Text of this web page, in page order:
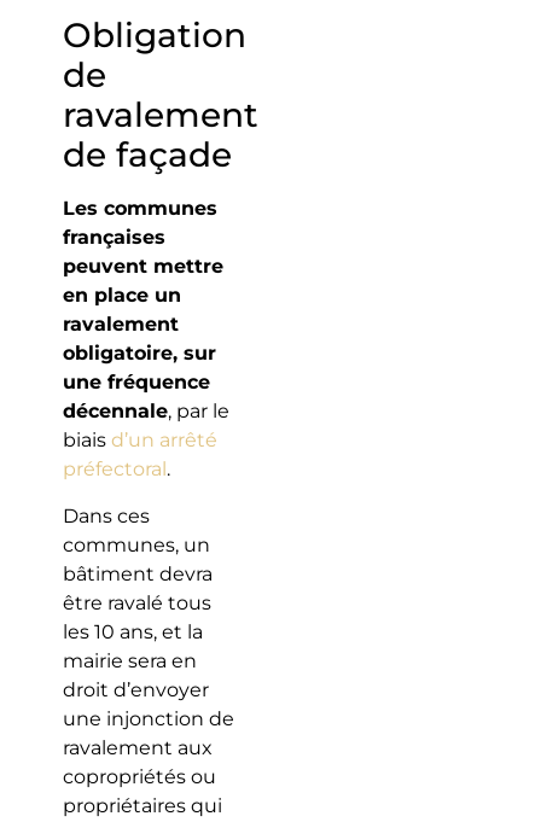
Obligation
de
ravalement
de façade
Les communes
françaises
peuvent mettre
en place un
ravalement
obligatoire, sur
une fréquence
décennale, par le
biais d’un arrêté
préfectoral .
Dans ces
communes, un
bâtiment devra
être ravalé tous
les 10 ans, et la
mairie sera en
droit d’envoyer
une injonction de
ravalement aux
copropriétés ou
propriétaires qui